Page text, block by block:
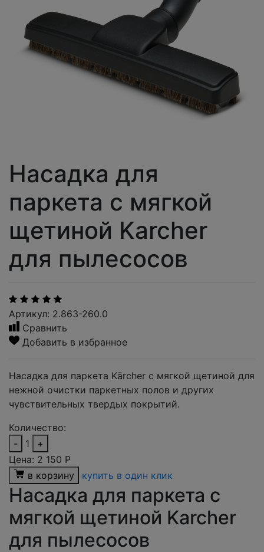
Насадка для
паркета с мягкой
щетиной Karcher
для пылесосов
Артикул: 2.863-260.0
Сравнить
Добавить в избранное
Насадка для паркета Kärcher с мягкой щетиной для
нежной очистки паркетных полов и других
чувствительных твердых покрытий.
Количество:
-
1
+
Цена: 2 150 Р
в корзину
купить в один клик
Насадка для паркета с
мягкой щетиной Karcher
для пылесосов